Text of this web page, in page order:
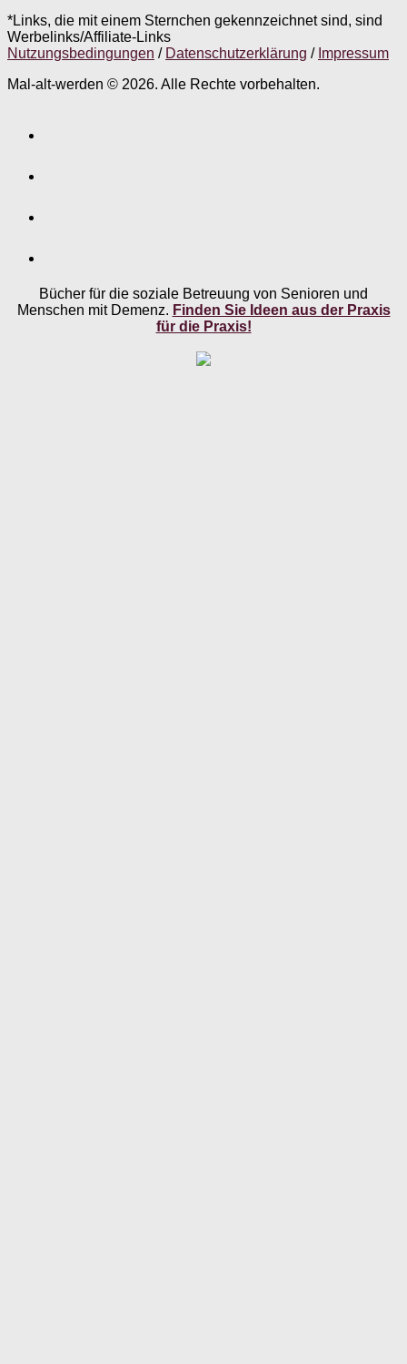
*Links, die mit einem Sternchen gekennzeichnet sind, sind
Werbelinks/Affiliate-Links
Nutzungsbedingungen / Datenschutzerklärung / Impressum
Mal-alt-werden © 2026. Alle Rechte vorbehalten.
Bücher für die soziale Betreuung von Senioren und
Menschen mit Demenz. Finden Sie Ideen aus der Praxis
für die Praxis!